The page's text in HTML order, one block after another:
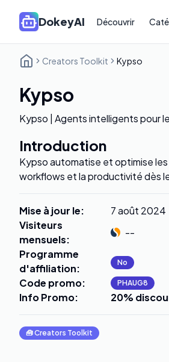
DokeyAI Découvrir
Creators Toolkit Kypso
Kypso
Kypso | Agents intelligents pour
Introduction
Kypso automatise et optimise
workflows et la productivité dès
Mise à jour le:
7 août 2024
Visiteurs
mensuels:
--
Programme
d'affiliation: No
Code promo: PHAUG8
Info Promo: 20%
🧰Creators Toolkit